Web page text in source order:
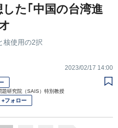
た｢中国の台湾進
核使用の2択
2023/02/17 14:00
題研究院（SAIS）特別教授
+フォロー